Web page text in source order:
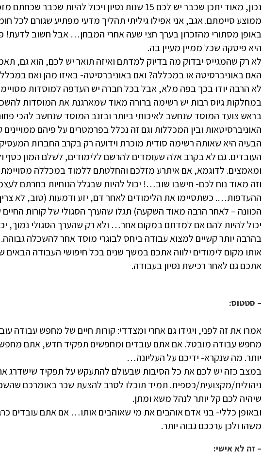
נכון, מאוד יתכן שכבר יש לכם 15 שנות נסיון ויכול
ממוצע סיימתם. אגב, אני אפילו גיליתי תהליך מדעי מפתיע שגורם לכל
באופן מסתורי מהזכרון בערך חצי שעה אחרי המבחן… אבל חשוב לדעת!
היא פיסקה שכל ממיין מעיין בה.
לא רק שהמגייס יבדוק מה בדיוק למדתם ואיזה תואר יש לכם, הוא גם,
האם באוניברסיטה או במכללה? ואם באוניברסיטה- באיזו מהן ואם
לא הרבה יודו בכך בפה מלא, אבל בכל חברה יש העדפה למוסדות
במחלקות גיוס רבות יש רשימה ברורה מאוד שמארגנת את המוסדות
בראש צועד המוסד שנחשב לאיכותי ביותר ובזנב המוסד שנחשב להכי
האוניברסיטאות ובין המכללות וגם זה נכלל בפרמטרים על פיהם ממויינים
הבעיה היא שאותה רשימה סודית מוכרת וידועה רק בקרב החברות
העובדים. גם לא בקרב אלה שעומדים להרשם ללימודים, לשלם המון כסף
ומאמצים. לדוגמא, אם איתרע מזלכם והחלטתם ללמוד במכללה
וזה מאוד נוח לכם- חישבו שוב…! יכול להיות שבגלל הנוחיות בחרתם
ההעדפות…. כשתסיימו את הלימודים לאחר דם, יזע ודמעות (טוב, לא
הכוונה – לאחר הרבה מאוד השקעה) תגלו שהערך הסגולי של קורות
יכול להיות להם אם למדתם במקום אחר… ולא רק שהערך הסגולי נמוך,
בהרבה יותר קשיים למצוא עבודה ביחס לבוגרי מוסד אחר להשכלה גבוהה.
אותו מקום לימודים ילווה אתכם במשך שנים בכל חיפושי העבודה הבאים
אתכם גם לאחר רכישת נסיון בעבודה.
– סטטוס:
אמרו את זה לפני, ויגידו גם אחרי ומצדדי: קורות חיים של מחפש עבודה
מחפש עבודה מובטל. אם אתם עובדים ומחפשים תפקיד חדש, אתם
יותר. מה שנקרא- ידיכם על העליונה…
במצב כזה יש לכם את כל הסיבות שבעולם להתעקש על תפקיד שישדרג
ניהולית/מקצועית/כספית. תמיד תוכלו לסרב להצעת שכר באומרכם
שיהיה לכם קל יותר לנהל משא ומתן.
ובאופן כללי- בני אדם אוהבים את מי שאוהבים אותו… אם אתם עובדים
משהו ולכן ערככם גבוה יותר.
– זה לא אישי: